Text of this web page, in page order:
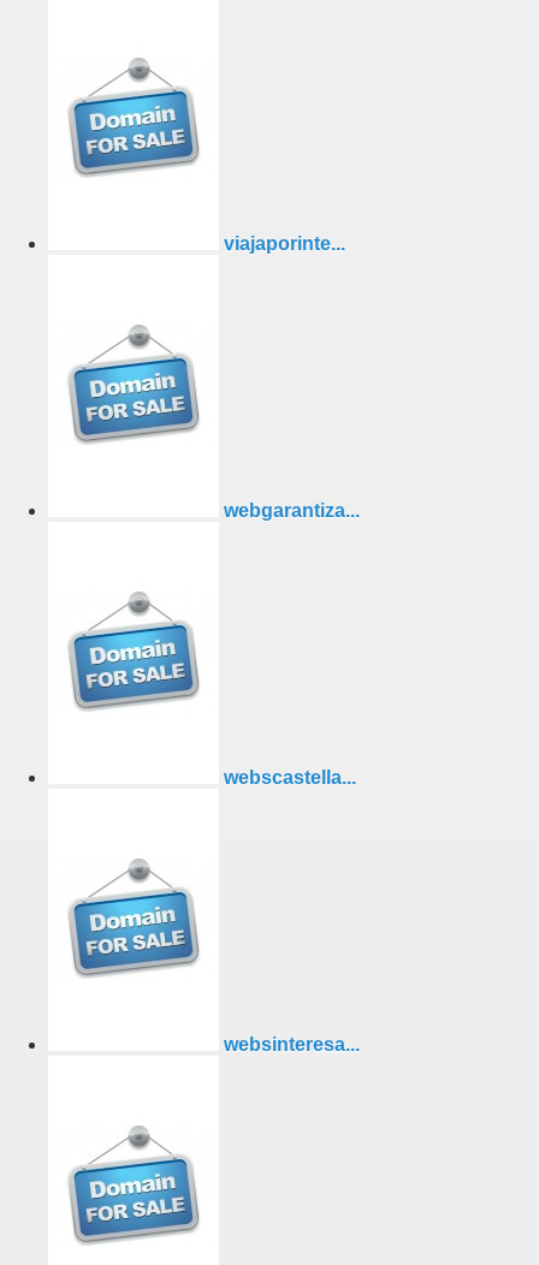
viajaporinte...
webgarantiza...
webscastella...
websinteresa...